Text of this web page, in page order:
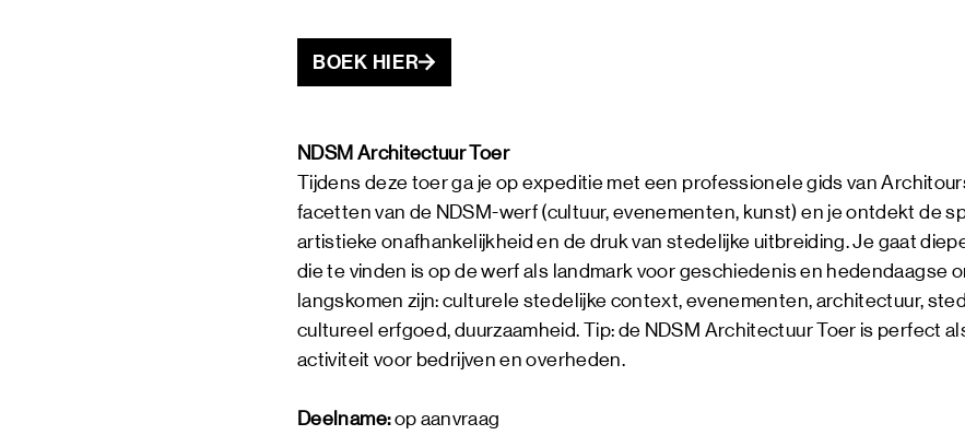
BOEK HIER
NDSM Architectuur Toer
Tijdens deze toer ga je op expeditie met een professionele gids van
facetten van de NDSM-werf (cultuur, evenementen, kunst) en je ontdekt de
artistieke onafhankelijkheid en de druk van stedelijke uitbreiding. Je gaat
die te vinden is op de werf als landmark voor geschiedenis en hedendaagse
langskomen zijn: culturele stedelijke context, evenementen, architectuur,
cultureel erfgoed, duurzaamheid. Tip: de NDSM Architectuur Toer is perfect
activiteit voor bedrijven en overheden.
Deelname:op aanvraag